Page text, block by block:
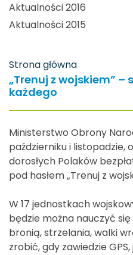
Aktualności 2016
Aktualności 2015
Strona główna
„Trenuj z wojskiem”
każdego
Ministerstwo Obrony
październiku i listopadzie,
dorosłych Polaków
pod hasłem „Trenuj z
W 17 jednostkach
będzie można nauczyć
bronią, strzelania, walki
zrobić, gdy zawiedzie